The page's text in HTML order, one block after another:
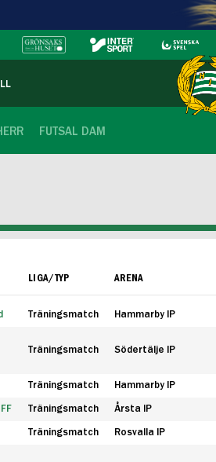
FUTSAL DAM
LIGA/TYP ARENA
Träningsmatch Hammarby IP
Träningsmatch Södertälje IP
Träningsmatch Hammarby IP
Träningsmatch Årsta IP
Träningsmatch Rosvalla IP